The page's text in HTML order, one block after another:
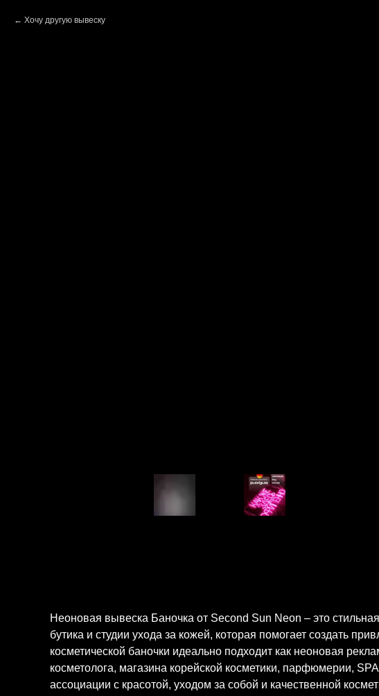
Хочу другую вывеску
Неоновая вывеска Баночка от Second Sun Neon – это
бутика и студии ухода за кожей, которая помогает создать
косметической баночки идеально подходит как неоновая
косметолога, магазина корейской косметики, парфюмерии,
ассоциации с красотой, уходом за собой и качественной